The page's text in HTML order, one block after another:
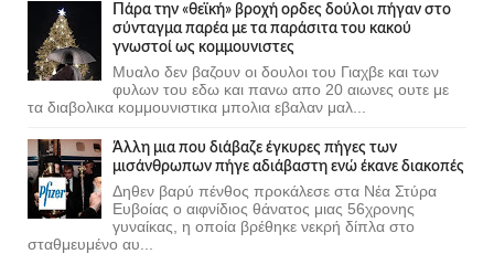
Πάρα την «θεϊκή» βροχή ορδες δούλοι πήγαν στο
σύνταγμα παρέα με τα παράσιτα του κακού
γνωστοί ως κομμουνιστες
Μυαλο δεν βαζουν οι δουλοι του Γιαχβε και των
φυλων του εδω και πανω απο 20 αιωνες ουτε με
τα διαβολικα κομμουνιστικα μπολια εβαλαν μαλ...
Άλλη μια που διάβαζε έγκυρες πήγες των
μισάνθρωπων πήγε αδιάβαστη ενώ έκανε διακοπές
Δηθεν βαρύ πένθος προκάλεσε στα Νέα Στύρα
Ευβοίας ο αιφνίδιος θάνατος μιας 56χρονης
γυναίκας, η οποία βρέθηκε νεκρή δίπλα στο
σταθμευμένο αυ...